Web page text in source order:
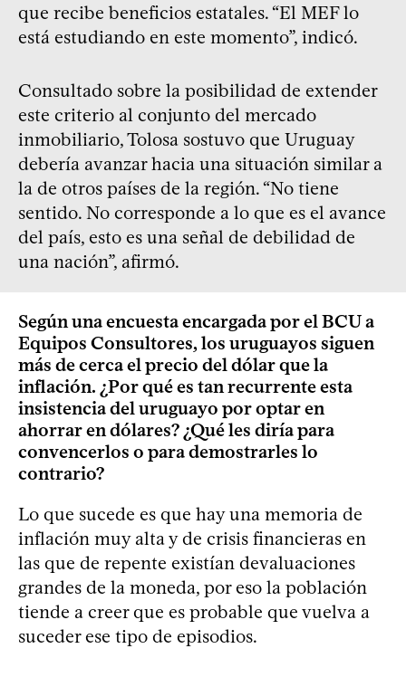
que recibe beneficios estatales. “El MEF lo
está estudiando en este momento”, indicó.
Consultado sobre la posibilidad de extender
este criterio al conjunto del mercado
inmobiliario, Tolosa sostuvo que Uruguay
debería avanzar hacia una situación similar a
la de otros países de la región. “No tiene
sentido. No corresponde a lo que es el avance
del país, esto es una señal de debilidad de
una nación”, afirmó.
Según una encuesta encargada por el BCU a
Equipos Consultores, los uruguayos siguen
más de cerca el precio del dólar que la
inflación. ¿Por qué es tan recurrente esta
insistencia del uruguayo por optar en
ahorrar en dólares? ¿Qué les diría para
convencerlos o para demostrarles lo
contrario?
Lo que sucede es que hay una memoria de
inflación muy alta y de crisis financieras en
las que de repente existían devaluaciones
grandes de la moneda, por eso la población
tiende a creer que es probable que vuelva a
suceder ese tipo de episodios.